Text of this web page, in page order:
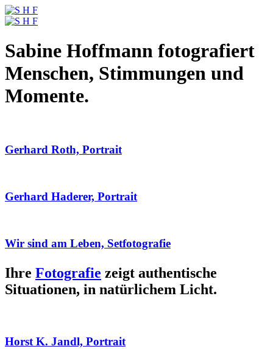
Sabine Hoffmann fotografiert
Menschen, Stimmungen und
Momente.
Gerhard Roth, Portrait
Gerhard Haderer, Portrait
Wir sind am Leben, Setfotografie
Ihre Fotografie zeigt authentische
Situationen, in natürlichem Licht.
Horst K. Jandl, Portrait